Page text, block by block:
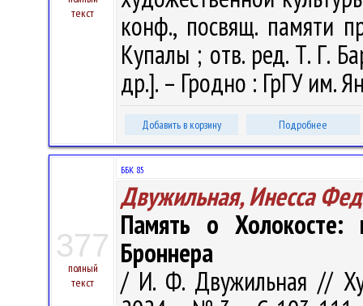
текст
конф., посвящ. памяти
Купалы ; отв. ред. Т. Г.
др.]. – Гродно : ГрГУ им.
Добавить в корзину Подробнее
377
полный
текст
ББК 85
Двужильная, Инесса
Память о Холокосте:
Броннера
/ И. Ф. Двужильная //